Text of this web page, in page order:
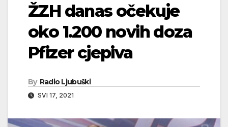
ŽZH danas očekuje
oko 1.200 novih doza
Pfizer cjepiva
By Radio Ljubuški
SVI 17, 2021